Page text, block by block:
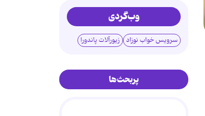
وب‌گردی
سرویس خواب نوزاد زیورآلات پاندورا
پربحث‌ها